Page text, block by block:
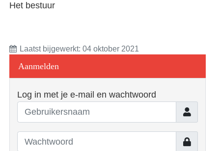
Het bestuur
Laatst bijgewerkt: 04 oktober 2021
Aanmelden
Log in met je e-mail en wachtwoord
Toon